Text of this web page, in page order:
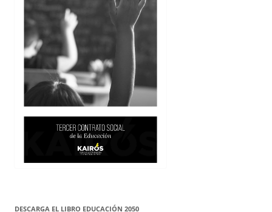
DESCARGA EL LIBRO EDUCACIÓN 2050